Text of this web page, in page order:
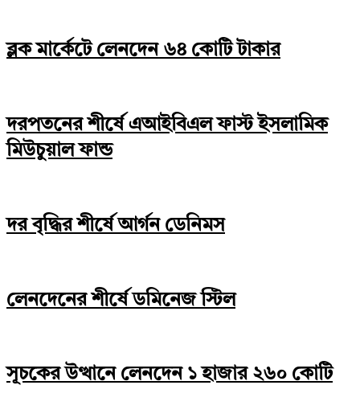
ব্লক মার্কেটে লেনদেন ৬৪ কোটি টাকার
দরপতনের শীর্ষে এআইবিএল ফাস্ট ইসলামিক
মিউচুয়াল ফান্ড
দর বৃদ্ধির শীর্ষে আর্গন ডেনিমস
লেনদেনের শীর্ষে ডমিনেজ স্টিল
সূচকের উত্থানে লেনদেন ১ হাজার ২৬০ কোটি